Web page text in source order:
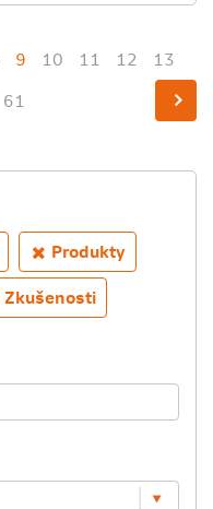
9 10 11 12
13
61
Produkty
Zkušenosti